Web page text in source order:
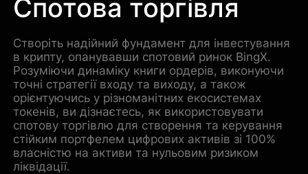
Спотова торгівля
Створіть надійний фундамент для інвестування
в крипту, опанувавши спотовий ринок BingX.
Розуміючи динаміку книги ордерів, виконуючи
точні стратегії входу та виходу, а також
орієнтуючись у різноманітних екосистемах
токенів, ви дізнаєтесь, як використовувати
спотову торгівлю для створення та керування
стійким портфелем цифрових активів зі 100%
власністю на активи та нульовим ризиком
ліквідації.